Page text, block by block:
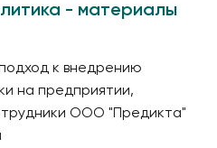
- материалы
к внедрению
на предприятии,
ООО "Предикта"